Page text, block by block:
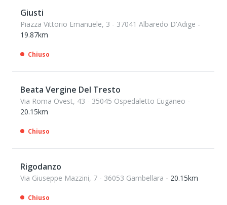
Giusti
Piazza Vittorio Emanuele, 3 - 37041 Albaredo D'Adige -
19.87km
Chiuso
Beata Vergine Del Tresto
Via Roma Ovest, 43 - 35045 Ospedaletto Euganeo -
20.15km
Chiuso
Rigodanzo
Via Giuseppe Mazzini, 7 - 36053 Gambellara - 20.15km
Chiuso